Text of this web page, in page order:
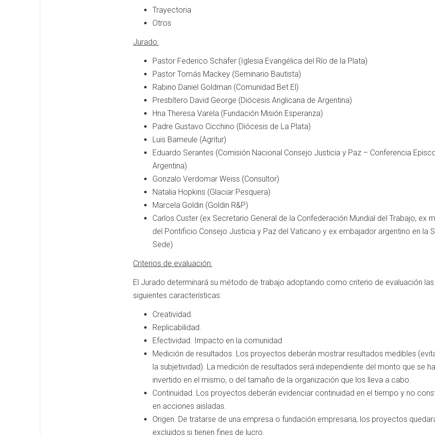
Trayectoria
Otros
Jurado:
Pastor Federico Schäfer (Iglesia Evangélica del Río de la Plata)
Pastor Tomás Mackey (Seminario Bautista)
Rabino Daniel Goldman (Comunidad Bet El)
Presbítero David George (Diócesis Anglicana de Argentina)
Hna Theresa Varela (Fundación Misión Esperanza)
Padre Gustavo Cicchino (Diócesis de La Plata)
Luis Bameule (Agritur)
Eduardo Serantes (Comisión Nacional Consejo Justicia y Paz – Conferencia
Argentina)
Gonzalo Verdomar Weiss (Consultor)
Natalia Hopkins (Glaciar Pesquera)
Marcela Goldin (Goldin R&P)
Carlos Custer (ex Secretario General de la Confederación Mundial del Trabajo, ex
del Pontificio Consejo Justicia y Paz del Vaticano y ex embajador argentino en la
Sede)
Criterios de evaluación:
El Jurado determinará su método de trabajo adoptando como criterio de evaluación las
siguientes características:
Creatividad.
Replicabilidad.
Efectividad. Impacto en la comunidad
Medición de resultados. Los proyectos deberán mostrar resultados medibles
la subjetividad). La medición de resultados será independiente del monto que se
invertido en el mismo, o del tamaño de la organización que los lleva a cabo.
Continuidad. Los proyectos deberán evidenciar continuidad en el tiempo y no
en acciones aisladas.
Origen. De tratarse de una empresa o fundación empresaria, los proyectos
excluidos si tienen fines de lucro.